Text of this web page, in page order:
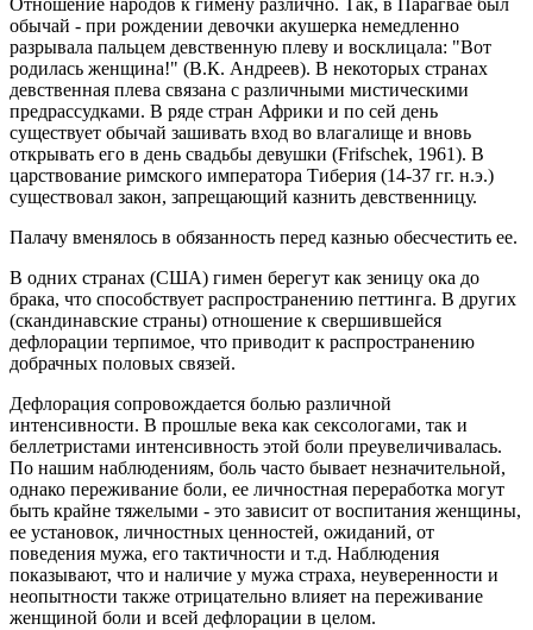
Отношение народов к гимену различно. Так, в Парагвае был
обычай - при рождении девочки акушерка немедленно
разрывала пальцем девственную плеву и восклицала: "Вот
родилась женщина!" (В.К. Андреев). В некоторых странах
девственная плева связана с различными мистическими
предрассудками. В ряде стран Африки и по сей день
существует обычай зашивать вход во влагалище и вновь
открывать его в день свадьбы девушки (Frifschek, 1961). В
царствование римского императора Тиберия (14-37 гг. н.э.)
существовал закон, запрещающий казнить девственницу.
Палачу вменялось в обязанность перед казнью обесчестить ее.
В одних странах (США) гимен берегут как зеницу ока до
брака, что способствует распространению петтинга. В других
(скандинавские страны) отношение к свершившейся
дефлорации терпимое, что приводит к распространению
добрачных половых связей.
Дефлорация сопровождается болью различной
интенсивности. В прошлые века как сексологами, так и
беллетристами интенсивность этой боли преувеличивалась.
По нашим наблюдениям, боль часто бывает незначительной,
однако переживание боли, ее личностная переработка могут
быть крайне тяжелыми - это зависит от воспитания женщины,
ее установок, личностных ценностей, ожиданий, от
поведения мужа, его тактичности и т.д. Наблюдения
показывают, что и наличие у мужа страха, неуверенности и
неопытности также отрицательно влияет на переживание
женщиной боли и всей дефлорации в целом.